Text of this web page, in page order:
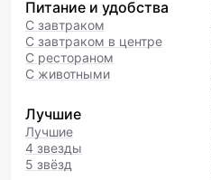
Питание и удобства
С завтраком
С завтраком в центре
С рестораном
С животными
Лучшие
Лучшие
4 звезды
5 звёзд